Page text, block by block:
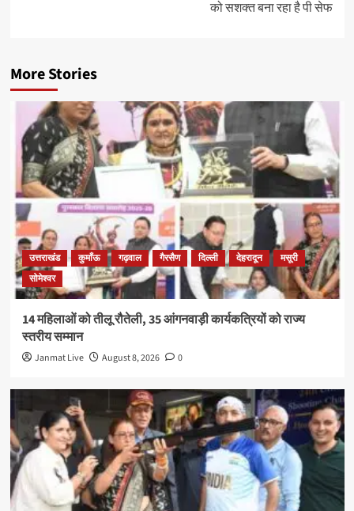
को सशक्त बना रहा है पी सेफ
More Stories
उत्तराखंड कुमाँऊ गढ़वाल गैरसैण दिल्ली देहरादून
मसूरी
सोमेश्वर
14 महिलाओं को तीलू रौतेली, 35 आंगनवाड़ी कार्यकत्रियों को राज्य
स्तरीय सम्मान
Janmat Live August 8, 2026 0